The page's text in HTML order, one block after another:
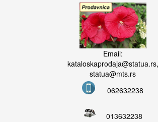
Email:
kataloskaprodaja@statua.rs,
statua@mts.rs
062632238
013632238